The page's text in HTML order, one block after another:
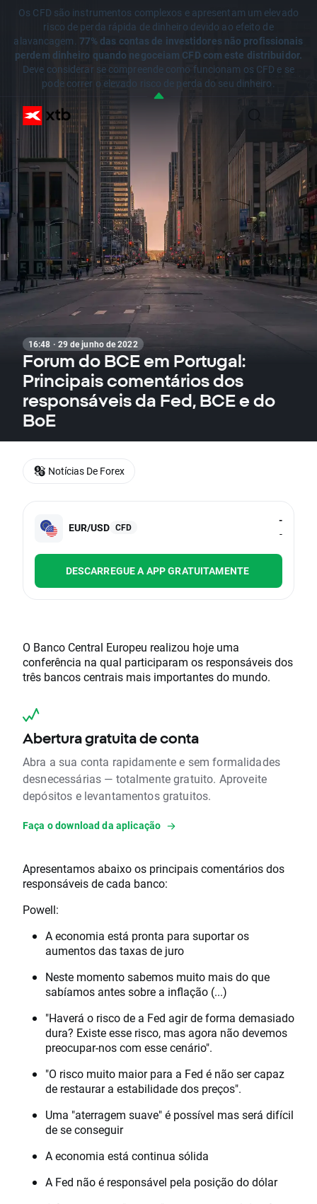
Os CFD são instrumentos complexos e apresentam um elevado
risco de perda rápida de dinheiro devido ao efeito de
alavancagem. 77% das contas de investidores não profissionais
perdem dinheiro quando negoceiam CFD com este distribuidor.
Deve considerar se compreende como funcionam os CFD e se
pode correr o elevado risco de perda do seu dinheiro.
16:48 · 29 de junho de 2022
Forum do BCE em Portugal:
Principais comentários dos
responsáveis da Fed, BCE e do
BoE
EUR/USD CFD
-
-
DESCARREGUE A APP GRATUITAMENTE
O Banco Central Europeu realizou hoje uma
conferência na qual participaram os responsáveis dos
três bancos centrais mais importantes do mundo.
Abertura gratuita de conta
Abra a sua conta rapidamente e sem formalidades
desnecessárias — totalmente gratuito. Aproveite
depósitos e levantamentos gratuitos.
Faça o download da aplicação
Apresentamos abaixo os principais comentários dos
responsáveis de cada banco:
Powell:
A economia está pronta para suportar os
aumentos das taxas de juro
Neste momento sabemos muito mais do que
sabíamos antes sobre a inflação (...)
"Haverá o risco de a Fed agir de forma demasiado
dura? Existe esse risco, mas agora não devemos
preocupar-nos com esse cenário".
"O risco muito maior para a Fed é não ser capaz
de restaurar a estabilidade dos preços".
Uma "aterragem suave" é possível mas será difícil
de se conseguir
A economia está continua sólida
A Fed não é responsável pela posição do dólar
Notícias De Forex